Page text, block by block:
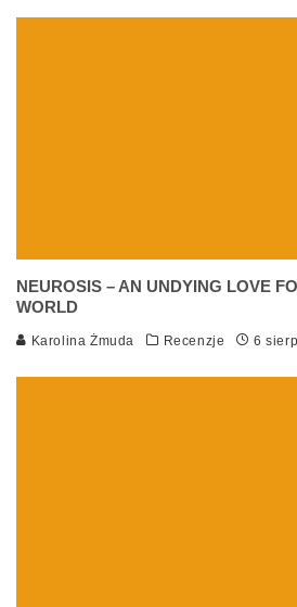
NEUROSIS – AN UNDYING LOVE
WORLD
Karolina Żmuda Recenzje 6